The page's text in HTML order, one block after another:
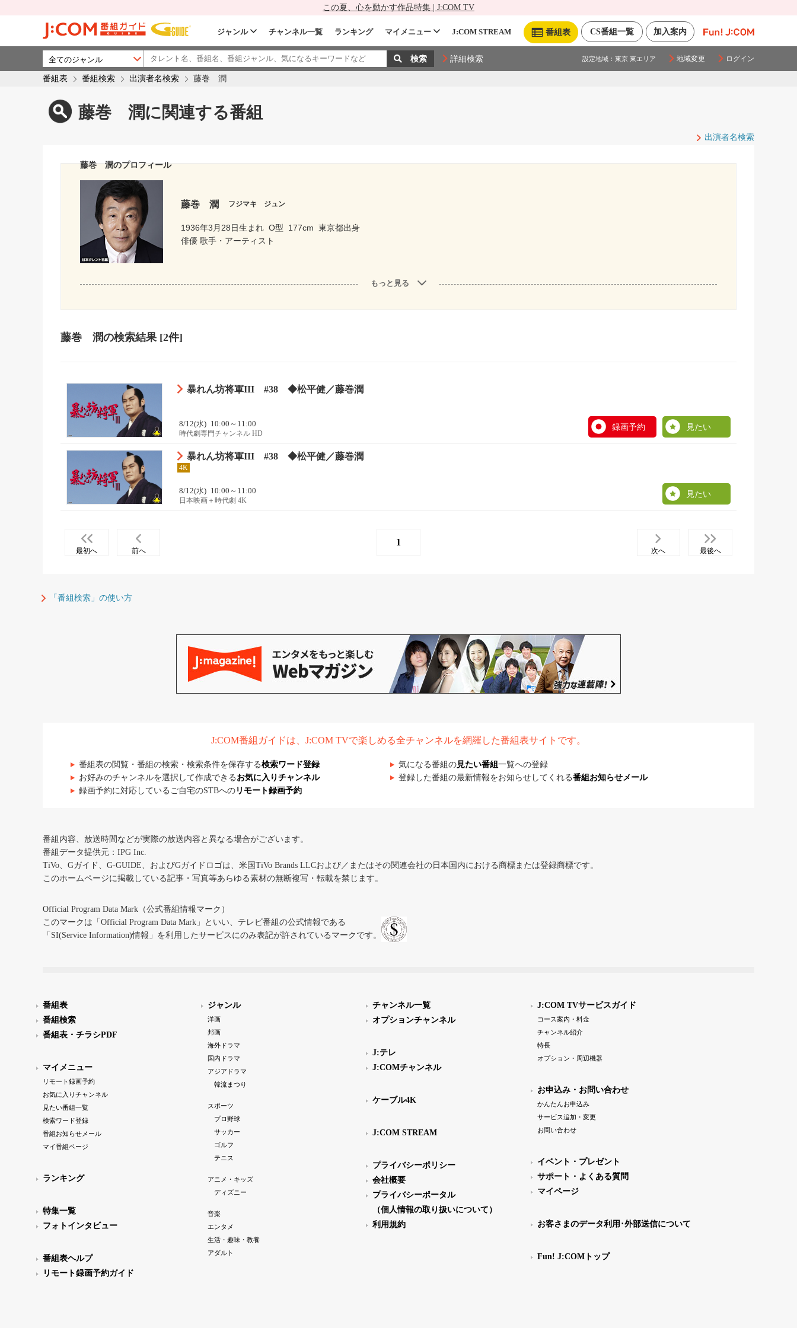
この夏、心を動かす作品特集 | J:COM TV
加入案内
CS番組一覧
番組表
ジャンル チャンネル一覧 ランキング マイメニュー J:COM STREAM
詳細検索 設定地域： 東京 東エリア 地域変更 ログイン
番組表 番組検索 出演者名検索 藤巻 潤
藤巻 潤に関連する番組
出演者名検索
藤巻 潤のプロフィール
藤巻 潤 フジマキ ジュン
1936年3月28日生まれ O型 177cm 東京都出身
俳優 歌手・アーティスト
もっと見る
藤巻 潤の検索結果 [2件]
暴れん坊将軍III #38 ◆松平健／藤巻潤
8/12(水) 10:00～11:00
時代劇専門チャンネル HD
録画予約 見たい
暴れん坊将軍III #38 ◆松平健／藤巻潤
4K
8/12(水) 10:00～11:00
日本映画＋時代劇 4K
見たい
最初へ 前へ
1
次へ 最後へ
「番組検索」の使い方
J:COM番組ガイドは、J:COM TVで楽しめる全チャンネルを網羅した番組表サイトです。
番組表の閲覧・番組の検索・検索条件を保存する検索ワード登録 気になる番組の見たい番組 一覧への登録
お好みのチャンネルを選択して作成できる お気に入りチャンネル 登録した番組の最新情報をお知らせしてくれる番組お知らせメール
録画予約に対応しているご自宅のSTBへの リモート録画予約
番組内容、放送時間などが実際の放送内容と異なる場合がございます。
番組データ提供元：IPG Inc.
TiVo、Gガイド、G-GUIDE、およびGガイドロゴは、米国TiVo Brands LLCおよび／またはその関連会社の日本国内における商標または登録商標です。
このホームページに掲載している記事・写真等あらゆる素材の無断複写・転載を禁じます。
Official Program Data Mark（公式番組情報マーク）
このマークは「Official Program Data Mark」といい、テレビ番組の公式情報である
「SI(Service Information)情報」を利用したサービスにのみ表記が許されているマークです。
番組表
番組検索
番組表・チラシPDF
マイメニュー
リモート録画予約
お気に入りチャンネル
見たい番組一覧
検索ワード登録
番組お知らせメール
マイ番組ページ
ランキング
特集一覧
フォトインタビュー
番組表ヘルプ
リモート録画予約ガイド
ジャンル
洋画
邦画
海外ドラマ
国内ドラマ
アジアドラマ
韓流まつり
スポーツ
プロ野球
サッカー
ゴルフ
テニス
アニメ・キッズ
ディズニー
音楽
エンタメ
生活・趣味・教養
アダルト
チャンネル一覧
オプションチャンネル
J:テレ
J:COMチャンネル
ケーブル4K
J:COM STREAM
プライバシーポリシー
会社概要
プライバシーポータル
（個人情報の取り扱いについて）
利用規約
J:COM TVサービスガイド
コース案内・料金
チャンネル紹介
特長
オプション・周辺機器
お申込み・お問い合わせ
かんたんお申込み
サービス追加・変更
お問い合わせ
イベント・プレゼント
サポート・よくある質問
マイページ
お客さまのデータ利用･外部送信について
Fun! J:COMトップ